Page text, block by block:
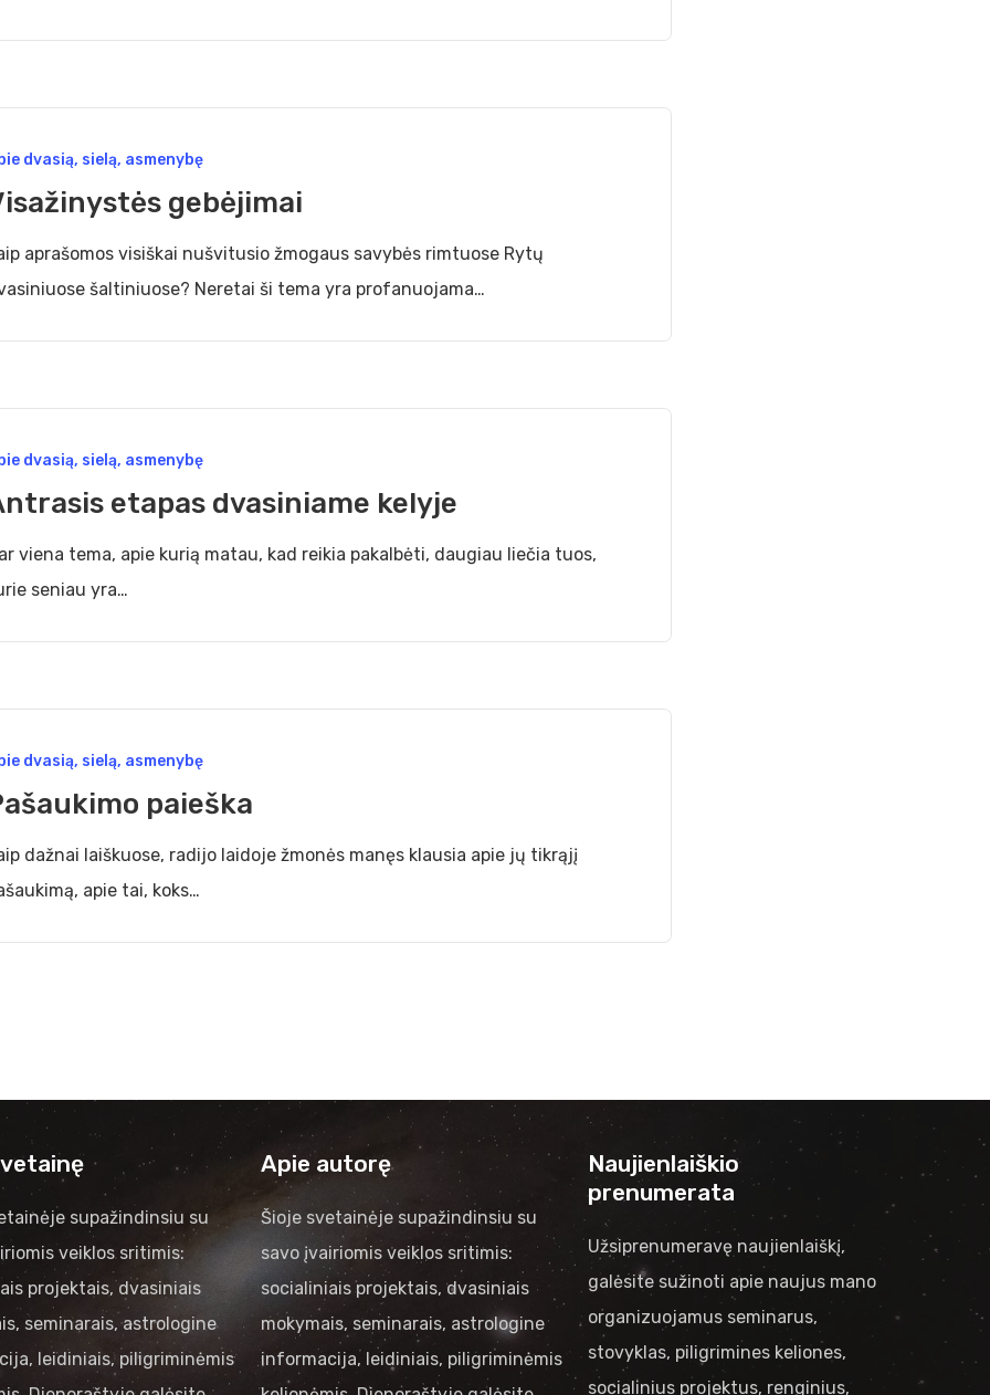
dvasią, sielą, asmenybę
gebėjimai
aprašomos visiškai nušvitusio žmogaus savybės rimtuose Rytų
šaltiniuose? Neretai ši tema yra profanuojama…
dvasią, sielą, asmenybę
etapas dvasiniame kelyje
viena tema, apie kurią matau, kad reikia pakalbėti, daugiau liečia tuos,
seniau yra…
dvasią, sielą, asmenybę
paieška
dažnai laiškuose, radijo laidoje žmonės manęs klausia apie jų tikrąjį
apie tai, koks…
supažindinsiu su
veiklos sritimis:
projektais, dvasiniais
seminarais, astrologine
leidiniais, piligriminėmis
Apie autorę
Šioje svetainėje supažindinsiu su
savo įvairiomis veiklos sritimis:
socialiniais projektais, dvasiniais
mokymais, seminarais, astrologine
informacija, leidiniais, piligriminėmis
Naujienlaiškio
prenumerata
Užsiprenumeravę naujienlaiškį,
galėsite sužinoti apie naujus mano
organizuojamus seminarus,
stovyklas, piligrimines keliones,
socialinius projektus, renginius,